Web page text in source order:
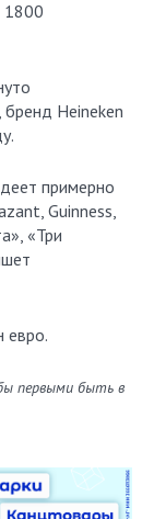
1800
Heineken
примерно
Guinness,
«Три
евро.
первыми быть в